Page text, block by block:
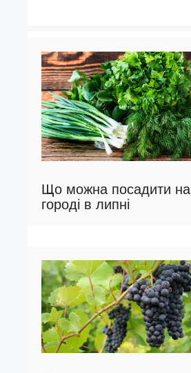
Що можна посадити на
городі в липні